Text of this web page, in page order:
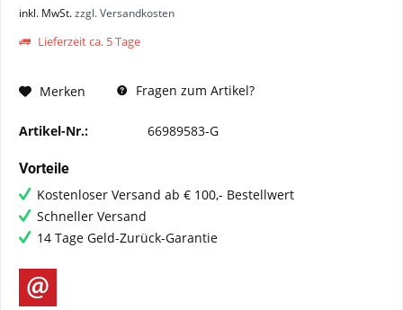
inkl. MwSt.zzgl. Versandkosten
Lieferzeit ca. 5 Tage
Merken Fragen zum Artikel?
Artikel-Nr.: 66989583-G
Vorteile
Kostenloser Versand ab € 100,- Bestellwert
Schneller Versand
14 Tage Geld-Zurück-Garantie